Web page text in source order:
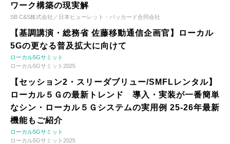
ワーク構築の現実解
SB C&S株式会社／日本ヒューレット・パッカード合同会社
【基調講演・総務省 佐藤移動通信企画官】ローカル
5Gの更なる普及拡大に向けて
ローカル5Gサミット
ローカル5Gサミット2025
【セッション2・スリーダブリュー/SMFLレンタル】
ローカル５Ｇの最新トレンド 導入・実装が一番簡単
なシン・ローカル５Ｇシステムの実用例 25-26年最新
機能もご紹介
ローカル5Gサミット
ローカル5Gサミット2025